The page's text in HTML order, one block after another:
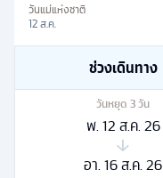
วันแม่แห่งชาติ
12 ส.ค.
ช่วงเดินทาง
วันหยุด 3วัน
พ. 12 ส.ค. 26
อา. 16 ส.ค. 26